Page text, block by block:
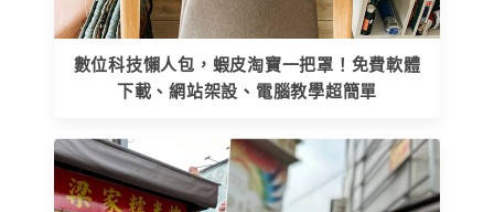
數位科技懶人包，蝦皮淘寶一把罩！免費軟體
下載、網站架設、電腦教學超簡單